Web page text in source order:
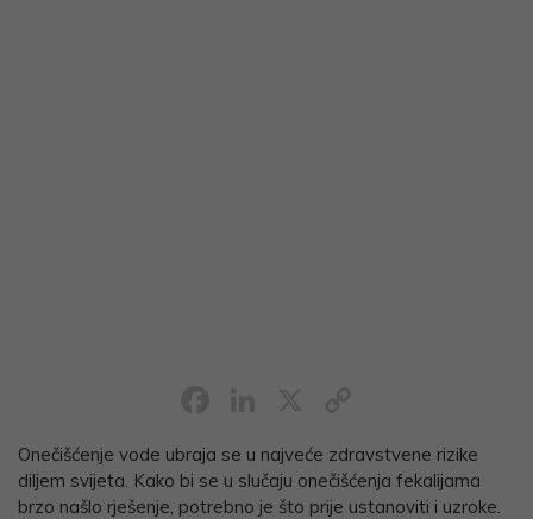
Link
Onečišćenje vode ubraja se u najveće zdravstvene rizike
diljem svijeta. Kako bi se u slučaju onečišćenja fekalijama
brzo našlo rješenje, potrebno je što prije ustanoviti i uzroke.